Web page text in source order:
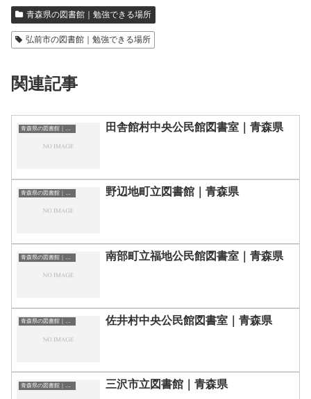
青森県の図書館｜勉強できる場所
弘前市の図書館｜勉強できる場所
関連記事
田舎館村中央公民館図書室｜青森県
野辺地町立図書館｜青森県
南部町立福地公民館図書室｜青森県
青森県の図書館｜勉強できる場所 佐井村中央公民館図書室｜青森県
青森県の図書館｜勉強できる場所 三沢市立図書館｜青森県